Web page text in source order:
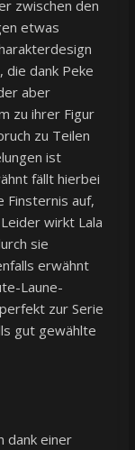
zwischen den
etwas
die dank Peke
aber
zu ihrer Figur
zu Teilen
ist
fällt hierbei
Finsternis auf,
wirkt Lala
sie
erwähnt
Laune-
zur Serie
gut gewählte
dank einer